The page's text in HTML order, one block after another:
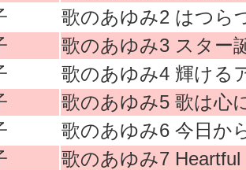
歌のあゆみ2 はつら
歌のあゆみ3 スター
歌のあゆみ4 輝ける
歌のあゆみ5 歌は心
歌のあゆみ6 今日か
歌のあゆみ7 Heartful